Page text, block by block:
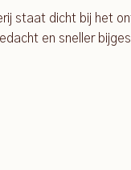
staat dicht bij het
en sneller